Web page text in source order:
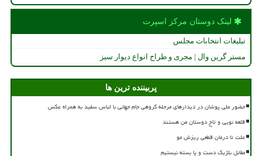
لینک دوستان مركز اسپرت
تبلیغات انتخابات مجلس
مستر گرین وال | مجری و طراح انواع دیوار سبز
پربیننده ترین ها
حضور ملی پوشان در دیدارهای مرحله گروهی جام جهانی با لباس سفید به همراه عکس
قلعه نویی و تاج دوستان من هستند
علت تا درمان قطعی ریزش مو
مقابل بلژیک دست و پا بسته نیستیم